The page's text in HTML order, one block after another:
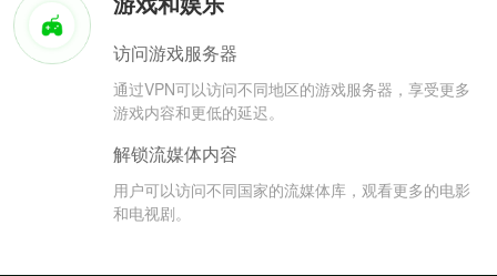
访问游戏服务器
通过VPN可以访问不同地区的游戏服务器，享受更多
游戏内容和更低的延迟。
解锁流媒体内容
用户可以访问不同国家的流媒体库，观看更多的电影
和电视剧。